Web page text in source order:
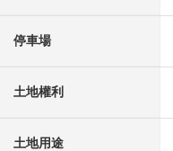
停車場
土地權利
土地用途